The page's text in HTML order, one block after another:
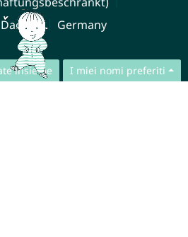
insieme I miei nomi preferiti
Germany